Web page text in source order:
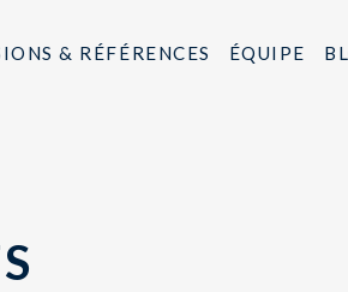
& RÉFÉRENCES ÉQUIPE